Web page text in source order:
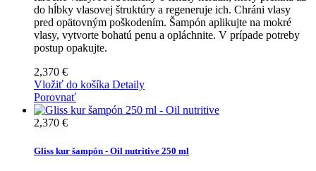
do hĺbky vlasovej štruktúry a regeneruje ich. Chráni vlasy
pred opätovným poškodením. Šampón aplikujte na mokré
vlasy, vytvorte bohatú penu a opláchnite. V prípade potreby
postup opakujte.
2,370 €
Vložiť do košíka Detaily
Porovnať
2,370 €
Gliss kur šampón - Oil nutritive 250 ml